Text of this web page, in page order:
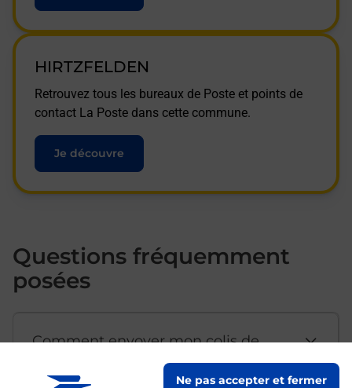
Ne pas accepter et fermer
HIRTZFELDEN
Retrouvez tous les bureaux de Poste et points de
contact La Poste dans cette commune.
Je découvre
Questions fréquemment
posées
Comment envoyer mon colis de